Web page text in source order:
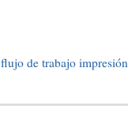
flujo de trabajo impresión